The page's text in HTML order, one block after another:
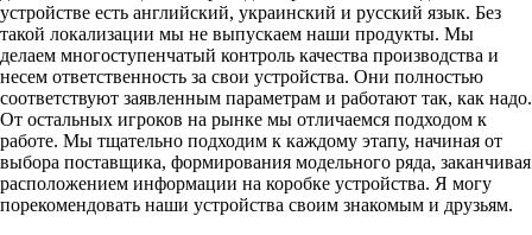
устройстве есть английский, украинский и русский язык. Без
такой локализации мы не выпускаем наши продукты. Мы
делаем многоступенчатый контроль качества производства и
несем ответственность за свои устройства. Они полностью
соответствуют заявленным параметрам и работают так, как надо.
От остальных игроков на рынке мы отличаемся подходом к
работе. Мы тщательно подходим к каждому этапу, начиная от
выбора поставщика, формирования модельного ряда, заканчивая
расположением информации на коробке устройства. Я могу
порекомендовать наши устройства своим знакомым и друзьям.